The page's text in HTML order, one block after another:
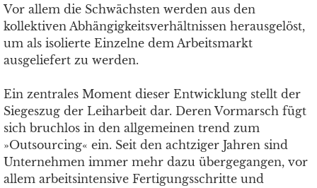
Vor allem die Schwächsten werden aus den
kollektiven Abhängigkeitsverhältnissen herausgelöst,
um als isolierte Einzelne dem Arbeitsmarkt
ausgeliefert zu werden.
Ein zentrales Moment dieser Entwicklung stellt der
Siegeszug der Leiharbeit dar. Deren Vormarsch fügt
sich bruchlos in den allgemeinen trend zum
»Outsourcing« ein. Seit den achtziger Jahren sind
Unternehmen immer mehr dazu übergegangen, vor
allem arbeitsintensive Fertigungsschritte und